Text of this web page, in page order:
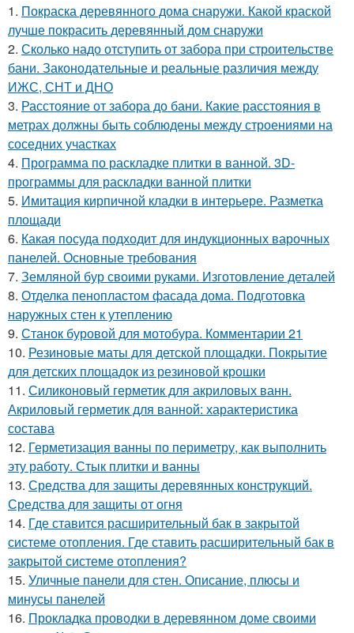
1. Покраска деревянного дома снаружи. Какой краской
лучше покрасить деревянный дом снаружи
2. Сколько надо отступить от забора при строительстве
бани. Законодательные и реальные различия между
ИЖС, СНТ и ДНО
3. Расстояние от забора до бани. Какие расстояния в
метрах должны быть соблюдены между строениями на
соседних участках
4. Программа по раскладке плитки в ванной. 3D-
программы для раскладки ванной плитки
5. Имитация кирпичной кладки в интерьере. Разметка
площади
6. Какая посуда подходит для индукционных варочных
панелей. Основные требования
7. Земляной бур своими руками. Изготовление деталей
8. Отделка пенопластом фасада дома. Подготовка
наружных стен к утеплению
9. Станок буровой для мотобура. Комментарии 21
10. Резиновые маты для детской площадки. Покрытие
для детских площадок из резиновой крошки
11. Силиконовый герметик для акриловых ванн.
Акриловый герметик для ванной: характеристика
состава
12. Герметизация ванны по периметру, как выполнить
эту работу. Стык плитки и ванны
13. Средства для защиты деревянных конструкций.
Средства для защиты от огня
14. Где ставится расширительный бак в закрытой
системе отопления. Где ставить расширительный бак в
закрытой системе отопления?
15. Уличные панели для стен. Описание, плюсы и
минусы панелей
16. Прокладка проводки в деревянном доме своими